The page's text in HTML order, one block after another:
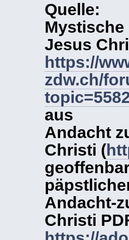
Quelle:
Mystische
Jesus
https://
zdw.ch/
aus
Andacht
Christi (
Andacht-
Christi